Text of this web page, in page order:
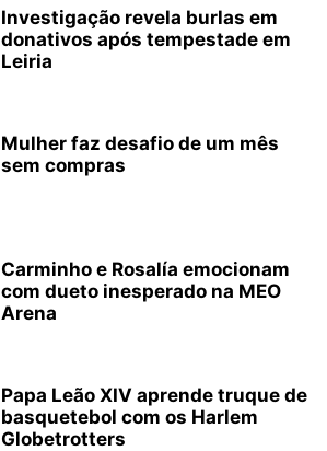
Investigação revela burlas em
donativos após tempestade em
Leiria
Mulher faz desafio de um mês
sem compras
Carminho e Rosalía emocionam
com dueto inesperado na MEO
Arena
Papa Leão XIV aprende truque de
basquetebol com os Harlem
Globetrotters